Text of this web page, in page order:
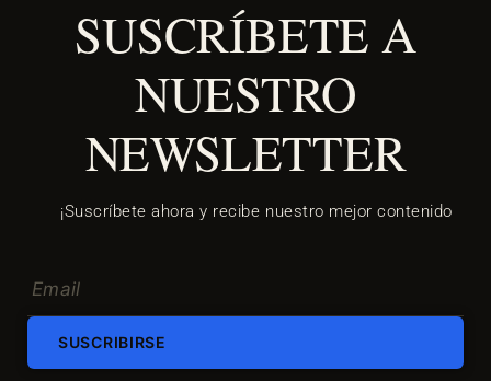
SUSCRÍBETE A
NUESTRO
NEWSLETTER
¡Suscríbete ahora y recibe nuestro mejor contenido
SUSCRIBIRSE